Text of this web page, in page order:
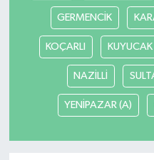
GERMENCİK
KOÇARLI KUYUCAK
NAZİLLİ
YENİPAZAR (A)